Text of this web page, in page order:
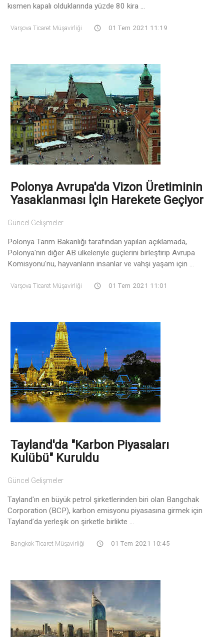
kısmen kapalı olduklarında yüzde 80 kira ...
Varşova Ticaret Müşavirliği 01 Tem 2021 11:19
Polonya Avrupa'da Vizon Üretiminin
Yasaklanması İçin Harekete Geçiyor
Güncel Gelişmeler
Polonya Tarım Bakanlığı tarafından yapılan açıklamada,
Polonya'nın diğer AB ülkeleriyle güçlerini birleştirip Avrupa
Komisyonu'nu, hayvanların insanlar ve vahşi yaşam için ...
Varşova Ticaret Müşavirliği 01 Tem 2021 11:01
Tayland'da "Karbon Piyasaları
Kulübü" Kuruldu
Güncel Gelişmeler
Tayland'ın en büyük petrol şirketlerinden biri olan Bangchak
Corporation (BCP), karbon emisyonu piyasasına girmek için
Tayland’da yerleşik on şirketle birlikte ...
Bangkok Ticaret Müşavirliği 01 Tem 2021 10:45